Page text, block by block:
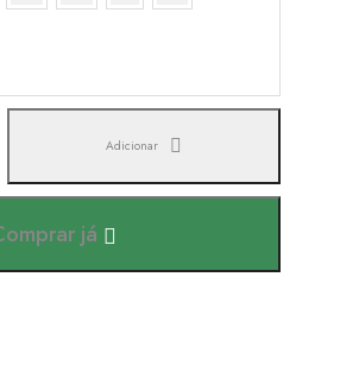
Adicionar
já